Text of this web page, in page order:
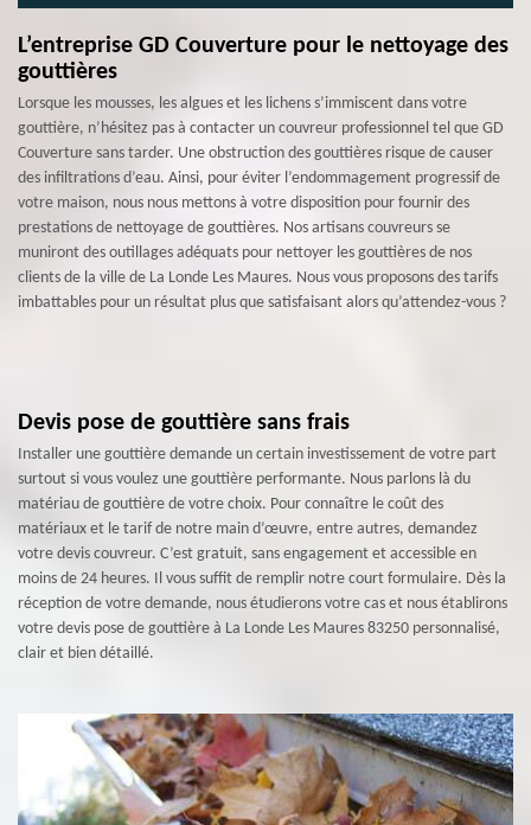
L’entreprise GD Couverture pour le nettoyage des
gouttières
Lorsque les mousses, les algues et les lichens s’immiscent dans votre
gouttière, n’hésitez pas à contacter un couvreur professionnel tel que GD
Couverture sans tarder. Une obstruction des gouttières risque de causer
des infiltrations d’eau. Ainsi, pour éviter l’endommagement progressif de
votre maison, nous nous mettons à votre disposition pour fournir des
prestations de nettoyage de gouttières. Nos artisans couvreurs se
muniront des outillages adéquats pour nettoyer les gouttières de nos
clients de la ville de La Londe Les Maures. Nous vous proposons des tarifs
imbattables pour un résultat plus que satisfaisant alors qu’attendez-vous ?
Devis pose de gouttière sans frais
Installer une gouttière demande un certain investissement de votre part
surtout si vous voulez une gouttière performante. Nous parlons là du
matériau de gouttière de votre choix. Pour connaître le coût des
matériaux et le tarif de notre main d’œuvre, entre autres, demandez
votre devis couvreur. C’est gratuit, sans engagement et accessible en
moins de 24 heures. Il vous suffit de remplir notre court formulaire. Dès la
réception de votre demande, nous étudierons votre cas et nous établirons
votre devis pose de gouttière à La Londe Les Maures 83250 personnalisé,
clair et bien détaillé.